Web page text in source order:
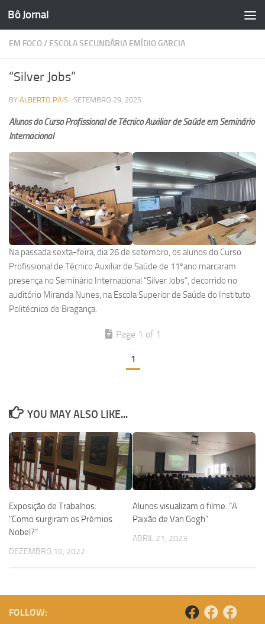
Skip to content
Bô Jornal
EM FOCO/ ESCOLA SECUNDÁRIA EMÍDIO GARCIA
“Silver Jobs”
BY ALBERTO PAIS · SETEMBRO 29, 2025
Alunos do Curso Profissional de Técnico Auxiliar de Saúde em Seminário
Internacional
Na passada sexta-feira, dia 26 de setembro, os alunos do Curso
Profissional de Técnico Auxiliar de Saúde de 11ºano marcaram
presença no Seminário Internacional “Silver Jobs”, decorrido no
auditório Miranda Nunes, na Escola Superior de Saúde do Instituto
Politécnico de Bragança.
Page 1 of 1
1
YOU MAY ALSO LIKE...
Exposição de Trabalhos:
“Como surgiram os Prémios
Nobel?”
DEZEMBRO 10, 2022
Alunos visualizam o filme: “A
Paixão de Van Gogh”
ABRIL 21, 2023
FOLLOW: